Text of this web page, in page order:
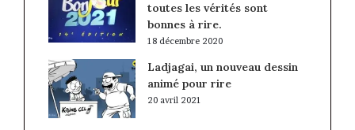
toutes les vérités sont
bonnes à rire.
18 décembre 2020
Ladjagai, un nouveau dessin
animé pour rire
20 avril 2021